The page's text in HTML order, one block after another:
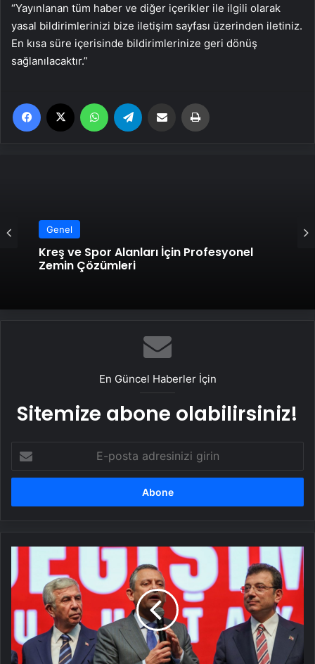
“Yayınlanan tüm haber ve diğer içerikler ile ilgili olarak
yasal bildirimlerinizi bize iletişim sayfası üzerinden iletiniz.
En kısa süre içerisinde bildirimlerinize geri dönüş
sağlanılacaktır.”
Facebook WhatsApp Email'den paylaş
Genel
Kreş ve Spor Alanları İçin Profesyonel
Zemin Çözümleri
En Güncel Haberler İçin
Sitemize abone olabilirsiniz!
posta
adresinizi
toplantı:
Özel,
İmamoğlu
Yavaş
bir